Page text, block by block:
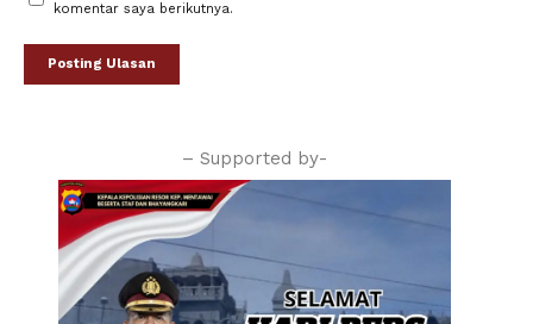
komentar saya berikutnya.
– Supported by-